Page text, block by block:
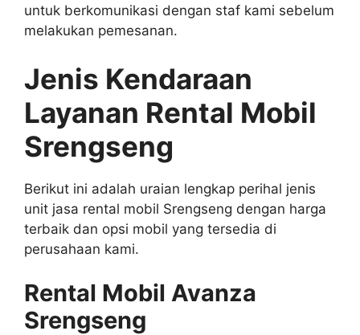
untuk berkomunikasi dengan staf kami sebelum
melakukan pemesanan.
Jenis Kendaraan
Layanan Rental Mobil
Srengseng
Berikut ini adalah uraian lengkap perihal jenis
unit jasa rental mobil Srengseng dengan harga
terbaik dan opsi mobil yang tersedia di
perusahaan kami.
Rental Mobil Avanza
Srengseng